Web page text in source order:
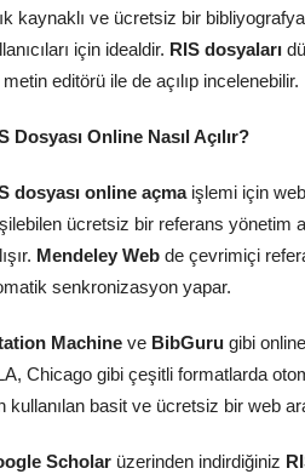
kaynaklı ve ücretsiz bir
için idealdir. RIS dosyaları
metin editörü ile de açılıp incelenebilir.
Dosyası Online Nasıl Açılır?
dosyası online açmaişlemi için web
ücretsiz bir referans yönetim
Mendeley Web de çevrimiçi
senkronizasyon yapar.
Machine ve BibGuru gibi online
Chicago gibi çeşitli formatlarda
kullanılan basit ve ücretsiz bir web
Scholar üzerinden indirdiğiniz